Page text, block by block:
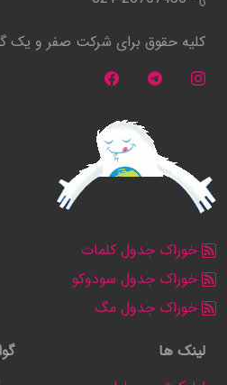
کلیه حقوق برای شرکت صفر و یک
خوراک جدول کلمات
خوراک جدول سودوکو
خوراک جدول مگ
لینک ها